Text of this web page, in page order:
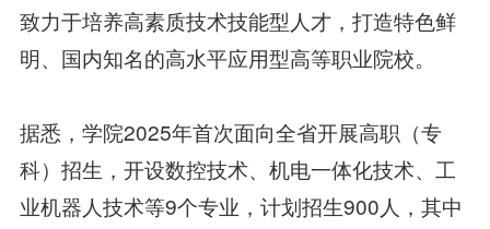
致力于培养高素质技术技能型人才，打造特色鲜
明、国内知名的高水平应用型高等职业院校。
据悉，学院2025年首次面向全省开展高职（专
科）招生，开设数控技术、机电一体化技术、工
业机器人技术等9个专业，计划招生900人，其中